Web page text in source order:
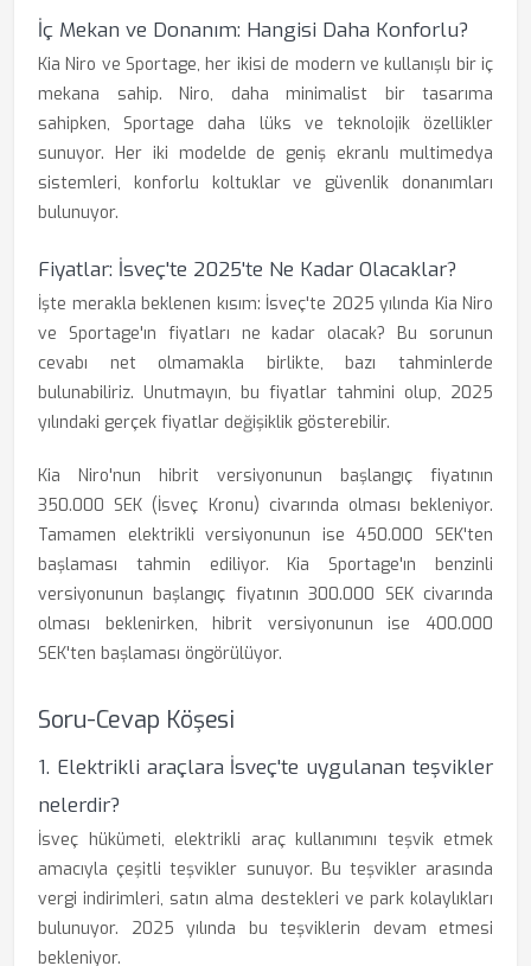
İç Mekan ve Donanım: Hangisi Daha Konforlu?
Kia Niro ve Sportage, her ikisi de modern ve kullanışlı bir iç
mekana sahip. Niro, daha minimalist bir tasarıma
sahipken, Sportage daha lüks ve teknolojik özellikler
sunuyor. Her iki modelde de geniş ekranlı multimedya
sistemleri, konforlu koltuklar ve güvenlik donanımları
bulunuyor.
Fiyatlar: İsveç'te 2025'te Ne Kadar Olacaklar?
İşte merakla beklenen kısım: İsveç'te 2025 yılında Kia Niro
ve Sportage'ın fiyatları ne kadar olacak? Bu sorunun
cevabı net olmamakla birlikte, bazı tahminlerde
bulunabiliriz. Unutmayın, bu fiyatlar tahmini olup, 2025
yılındaki gerçek fiyatlar değişiklik gösterebilir.
Kia Niro'nun hibrit versiyonunun başlangıç fiyatının
350.000 SEK (İsveç Kronu) civarında olması bekleniyor.
Tamamen elektrikli versiyonunun ise 450.000 SEK'ten
başlaması tahmin ediliyor. Kia Sportage'ın benzinli
versiyonunun başlangıç fiyatının 300.000 SEK civarında
olması beklenirken, hibrit versiyonunun ise 400.000
SEK'ten başlaması öngörülüyor.
Soru-Cevap Köşesi
1. Elektrikli araçlara İsveç'te uygulanan teşvikler
nelerdir?
İsveç hükümeti, elektrikli araç kullanımını teşvik etmek
amacıyla çeşitli teşvikler sunuyor. Bu teşvikler arasında
vergi indirimleri, satın alma destekleri ve park kolaylıkları
bulunuyor. 2025 yılında bu teşviklerin devam etmesi
bekleniyor.